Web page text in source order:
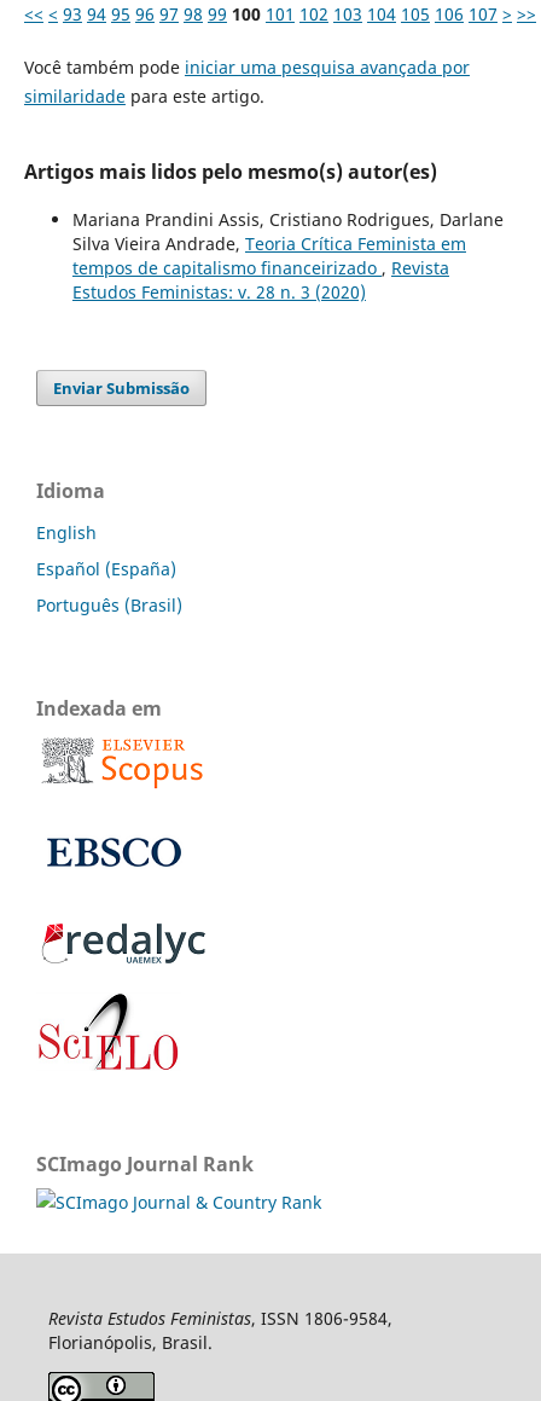
<< < 93 94 95 96 97 98 99 100 101 102 103 104 105 106 107 > >>
Você também pode iniciar uma pesquisa avançada por
similaridadepara este artigo.
Artigos mais lidos pelo mesmo(s) autor(es)
Mariana Prandini Assis, Cristiano Rodrigues, Darlane
Silva Vieira Andrade, Teoria Crítica Feminista em
tempos de capitalismo financeirizado , Revista
Estudos Feministas: v. 28 n. 3 (2020)
Enviar Submissão
Idioma
English
Español (España)
Português (Brasil)
Indexada em
SCImago Journal Rank
Revista Estudos Feministas, ISSN 1806-9584,
Florianópolis, Brasil.